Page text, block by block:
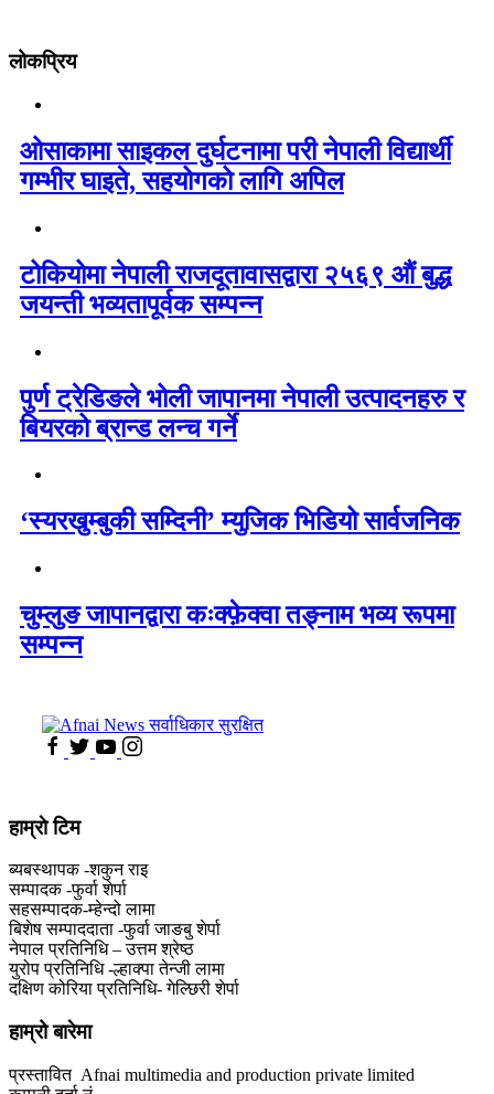
लोकप्रिय
ओसाकामा साइकल दुर्घटनामा परी नेपाली विद्यार्थी
गम्भीर घाइते, सहयोगको लागि अपिल
टोकियोमा नेपाली राजदूतावासद्वारा २५६९ औं बुद्ध
जयन्ती भव्यतापूर्वक सम्पन्न
पुर्ण ट्रेडिङले भोली जापानमा नेपाली उत्पादनहरु र
बियरको ब्रान्ड लन्च गर्ने
‘स्यरखुम्बुकी सम्दिनी’ म्युजिक भिडियो सार्वजनिक
चुम्लुङ जापानद्वारा कःक्फ़ेक्वा तङ्नाम भव्य रूपमा
सम्पन्न
हाम्राे टिम
ब्यबस्थापक -शकुन राइ
सम्पादक -फुर्वा शेर्पा
सहसम्पादक-म्हेन्दो लामा
‍बिशेष सम्पाददाता -फुर्वा जा‌ङबु शेर्पा
नेपाल प्रतिनिधि – उत्तम श्रेष्ठ
युरोप प्रतिनिधि -ल्हाक्पा तेन्जी लामा
दक्षिण कोरिया प्रतिनिधि- गेल्छिरी शेर्पा
हाम्रो बारेमा
प्रस्तावित Afnai multimedia and production private limited